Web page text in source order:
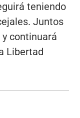
teniendo
Juntos
continuará
Libertad